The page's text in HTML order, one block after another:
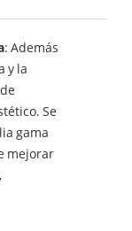
: Además
y la
Se
gama
mejorar